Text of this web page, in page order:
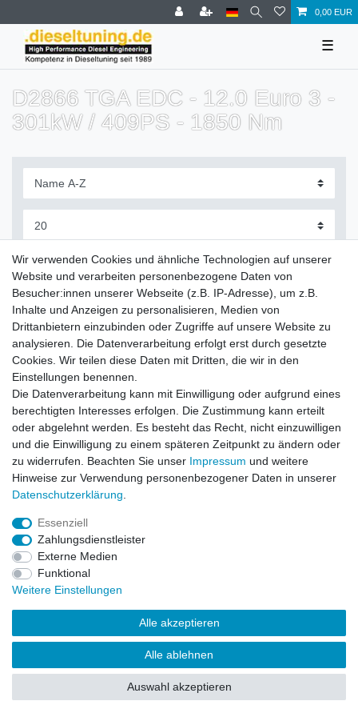
0,00 EUR
☰
D2866 TGA EDC - 12.0 Euro 3 -
301kW / 409PS - 1850 Nm
Filter
Zahlung und Versand
Impressum Daten­schutz­erklärung AGB
Barrierefreiheitserklärung Widerrufs­recht
Vertrag widerrufen
© Copyright 2026 | Alle Rechte vorbehalten.
Wir verwenden Cookies und ähnliche Technologien auf unserer
Website und verarbeiten personenbezogene Daten von
Besucher:innen unserer Webseite (z.B. IP-Adresse), um z.B.
Inhalte und Anzeigen zu personalisieren, Medien von
Drittanbietern einzubinden oder Zugriffe auf unsere Website zu
analysieren. Die Datenverarbeitung erfolgt erst durch gesetzte
Cookies. Wir teilen diese Daten mit Dritten, die wir in den
Einstellungen benennen.
Die Datenverarbeitung kann mit Einwilligung oder aufgrund eines
berechtigten Interesses erfolgen. Die Zustimmung kann erteilt
oder abgelehnt werden. Es besteht das Recht, nicht einzuwilligen
und die Einwilligung zu einem späteren Zeitpunkt zu ändern oder
zu widerrufen. Beachten Sie unser Impressum und weitere
Hinweise zur Verwendung personenbezogener Daten in unserer
Daten­schutz­erklärung
Essenziell
Zahlungsdienstleister
Externe Medien
Funktional
Weitere Einstellungen
Alle akzeptieren
Alle ablehnen
Auswahl akzeptieren